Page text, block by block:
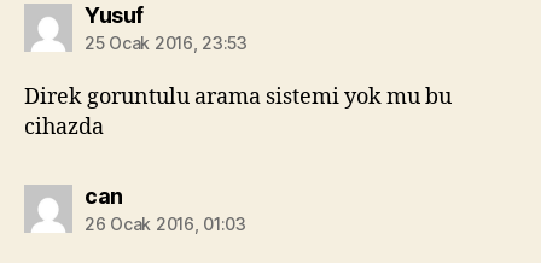
Yusufdiyorki:
25 Ocak 2016, 23:53
Direk goruntulu arama sistemi yok mu bu
cihazda
candiyorki:
26 Ocak 2016, 01:03